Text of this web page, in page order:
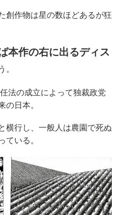
創作物は星の数ほどあるが狂
本作の右に出るディス
。
法の成立によって独裁政党
の日本。
横行し、一般人は農園で死ぬ
ている。